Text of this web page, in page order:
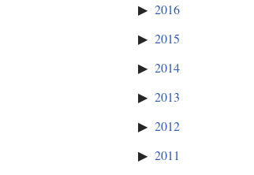
2016
2015
2014
2013
2012
2011